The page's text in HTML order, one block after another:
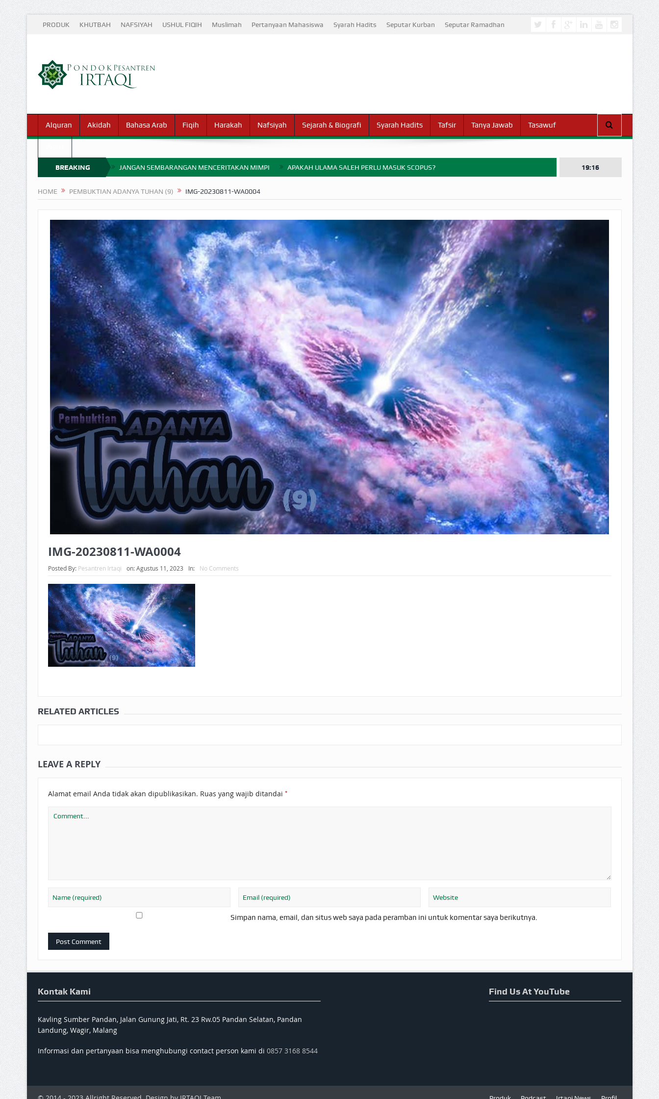
PRODUK KHUTBAH NAFSIYAH USHUL FIQIH Muslimah Pertanyaan Mahasiswa Syarah Hadits Seputar Kurban Seputar Ramadhan
Alquran Akidah Bahasa Arab Fiqih Harakah Nafsiyah Sejarah & Biografi Syarah Hadits Tafsir Tanya Jawab Tasawuf
BREAKING
NEWS
JANGAN SEMBARANGAN MENCERITAKAN MIMPI APAKAH ULAMA SALEH PERLU MASUK SCOPUS?
BAGAIMANA CARA MEMBAYAR ZAKAT UANG? UANG HARAM BISA MENJADI HALAL JIKA SEBAB KEPEMILIKANNYA BERUBAH
ISTIDLAL BATIL VS ISTIDLAL SYAR’I BAHASA CINTA KARENA ALLAH HUKUM MEMBAYAR ZAKAT DENGAN CARA MENGANGSUR
HUKUM MEMBAYAR ZAKAT KEPADA KERABAT SENDIRI
19:16
HOME PEMBUKTIAN ADANYA TUHAN (9) IMG-20230811-WA0004
IMG-20230811-WA0004
Posted By: Pesantren Irtaqi on:Agustus 11, 2023 In: No Comments
RELATED ARTICLES
LEAVE A REPLY
Alamat email Anda tidak akan dipublikasikan. Ruas yang wajib ditandai *
Simpan nama, email, dan situs web saya pada peramban ini untuk komentar saya berikutnya.
Kontak Kami
Kavling Sumber Pandan, Jalan Gunung Jati, Rt. 23 Rw.05 Pandan Selatan, Pandan
Landung, Wagir, Malang
Informasi dan pertanyaan bisa menghubungi contact person kami di 0857 3168 8544
Find Us At YouTube